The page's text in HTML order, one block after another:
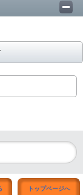
トップページへ